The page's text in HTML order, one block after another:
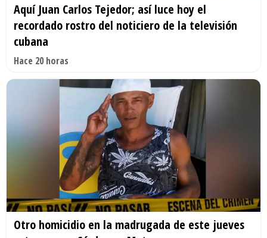
Aquí Juan Carlos Tejedor; así luce hoy el
recordado rostro del noticiero de la televisión
cubana
Hace 20 horas
Otro homicidio en la madrugada de este jueves